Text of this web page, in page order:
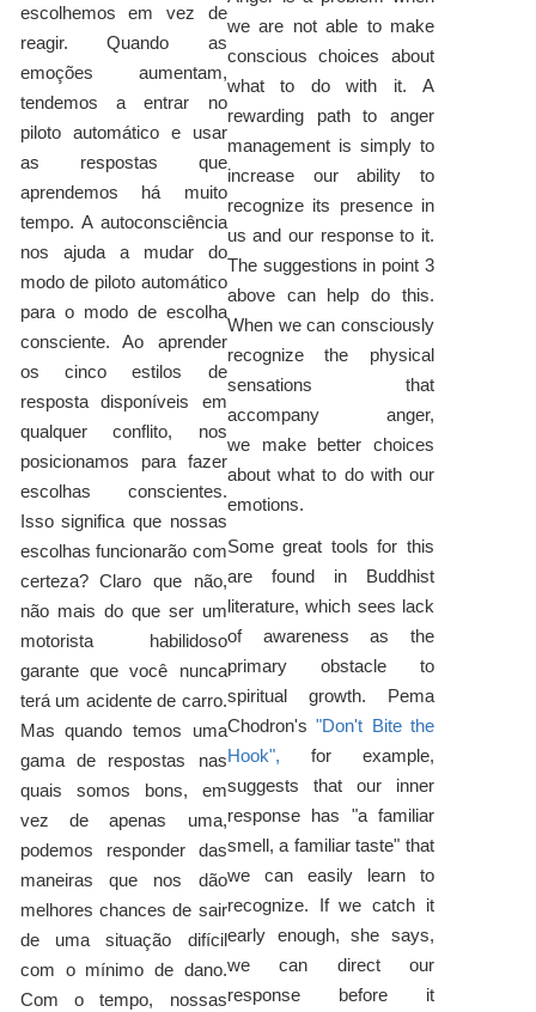
escolhemos em vez de
reagir. Quando as
emoções aumentam,
tendemos a entrar no
piloto automático e usar
as respostas que
aprendemos há muito
tempo. A autoconsciência
nos ajuda a mudar do
modo de piloto automático
para o modo de escolha
consciente. Ao aprender
os cinco estilos de
resposta disponíveis em
qualquer conflito, nos
posicionamos para fazer
escolhas conscientes.
Isso significa que nossas
escolhas funcionarão com
certeza? Claro que não,
não mais do que ser um
motorista habilidoso
garante que você nunca
terá um acidente de carro.
Mas quando temos uma
gama de respostas nas
quais somos bons, em
vez de apenas uma,
podemos responder das
maneiras que nos dão
melhores chances de sair
de uma situação difícil
com o mínimo de dano.
Com o tempo, nossas
we are not able to make
conscious choices about
what to do with it. A
rewarding path to anger
management is simply to
increase our ability to
recognize its presence in
us and our response to it.
The suggestions in point 3
above can help do this.
When we can consciously
recognize the physical
sensations that
accompany anger,
we make better choices
about what to do with our
emotions.
Some great tools for this
are found in Buddhist
literature, which sees lack
of awareness as the
primary obstacle to
spiritual growth. Pema
Chodron's"Don't Bite the
Hook", for example,
suggests that our inner
response has "a familiar
smell, a familiar taste" that
we can easily learn to
recognize. If we catch it
early enough, she says,
we can direct our
response before it